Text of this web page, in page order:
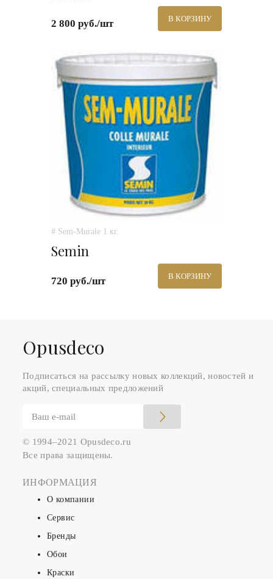
2 800 руб./шт В КОРЗИНУ
# Sem-Murale 1 кг.
Semin
720 руб./шт В КОРЗИНУ
Оpusdeco
Подписаться на рассылку новых коллекций, новостей и
акций, специальных предложений
© 1994–2021 Opusdeco.ru
Все права защищены.
ИНФОРМАЦИЯ
О компании
Сервис
Бренды
Обои
Краски